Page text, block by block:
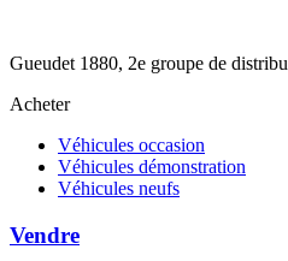
Gueudet 1880, 2e groupe de
Acheter
Véhicules occasion
Véhicules démonstration
Véhicules neufs
Vendre